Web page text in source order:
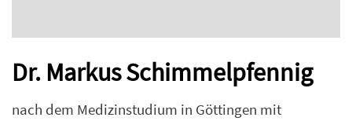
Dr. Markus Schimmelpfennig
nach dem Medizinstudium in Göttingen mit